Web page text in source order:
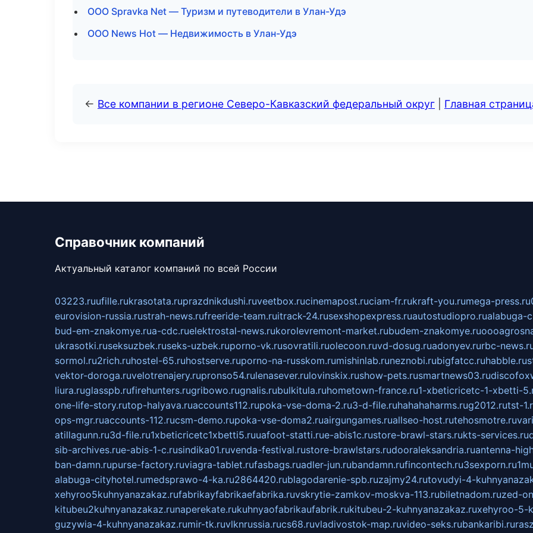
ООО Spravka Net — Туризм и путеводители в Улан-Удэ
ООО News Hot — Недвижимость в Улан-Удэ
← Все компании в регионе Северо-Кавказский федеральный округ Главная
Справочник компаний
Актуальный каталог компаний по всей России
03223.ruufille.rukrasotata.ruprazdnikdushi.ruveetbox.rucinemapost.ruciam-fr.rukraft-you.rumega-press.ru
eurovision-russia.rustrah-news.rufreeride-team.ruitrack-24.rusexshopexpress.ruautostudiopro.rualabuga-
bud-em-znakomye.rua-cdc.ruelektrostal-news.rukorolevremont-market.rubudem-znakomye.ru
ukrasotki.ruseksuzbek.ruseks-uzbek.ruporno-vk.rusovratili.ruolecoon.ruvd-dosug.ruadonyev.rurbc-
sormol.ru2rich.ruhostel-65.ruhostserve.ruporno-na-russkom.rumishinlab.runeznobi.rubigfatcc.ruhabble.ru
vektor-doroga.ruvelotrenajery.rupronso54.rulenasever.rulovinskix.rushow-pets.rusmartnews03.ru
liura.ruglasspb.rufirehunters.rugribowo.rugnalis.rubulkitula.ruhometown-france.ru1-xbeticricetc-1-xbetti-
one-life-story.rutop-halyava.ruaccounts112.rupoka-vse-doma-2.ru3-d-file.ruhahahaharms.rug2012.rutst-
ops-mgr.ruaccounts-112.rucsm-demo.rupoka-vse-doma2.ruairgungames.ruallseo-host.rutehosmotre.ru
atillagunn.ru3d-file.ru1xbeticricetc1xbetti5.ruuafoot-statti.rue-abis1c.rustore-brawl-stars.rukts-services.ru
sib-archives.rue-abis-1-c.rusindika01.ruvenda-festival.rustore-brawlstars.rudooraleksandria.ruantenna-
ban-damn.rupurse-factory.ruviagra-tablet.rufasbags.ruadler-jun.rubandamn.rufincontech.ru3sexporn.ru
alabuga-cityhotel.rumedsprawo-4-ka.ru2864420.rublagodarenie-spb.ruzajmy24.rutovudyi-4-
xehyroo5kuhnyanazakaz.rufabrikayfabrikaefabrika.ruvskrytie-zamkov-moskva-113.rubiletnadom.ruzed-
kitubeu2kuhnyanazakaz.runaperekate.rukuhnyaofabrikaufabrik.rukitubeu-2-kuhnyanazakaz.ruxehyroo-5-
guzywia-4-kuhnyanazakaz.rumir-tk.ruvlknrussia.rucs68.ruvladivostok-map.ruvideo-seks.rubankaribi.ru